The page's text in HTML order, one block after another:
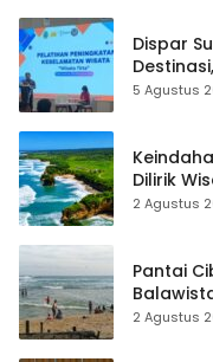
Dispar
hingga
5 Agustus
Dilirik
2 Agustus
Pantai
2 Agustus